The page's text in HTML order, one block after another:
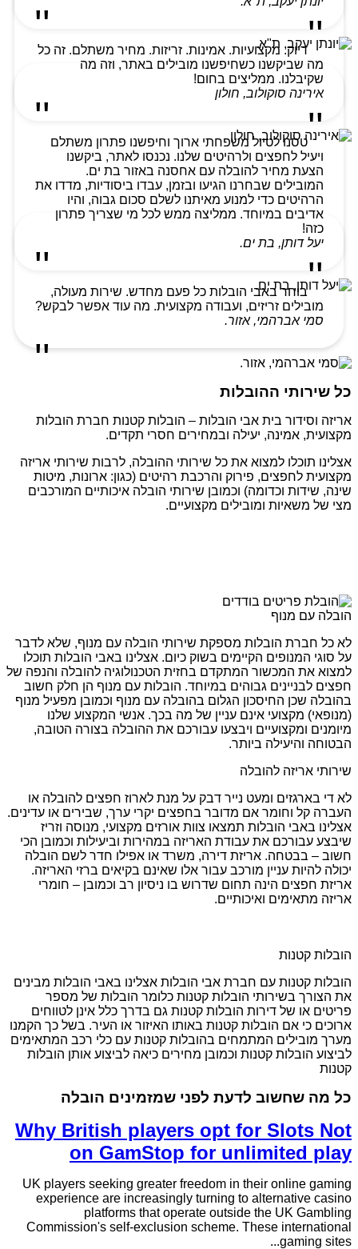
דיוק. מקצועיות. אמינות. זריזות. מחיר משתלם. זה כל
מה שביקשנו כשחיפשנו מובילים באתר, וזה מה
שקיבלנו. ממליצים בחום!
אירינה סוקולוב, חולון
טסנו לטיול משפחתי ארוך וחיפשנו פתרון משתלם
ויעיל לחפצים ולרהיטים שלנו. נכנסו לאתר, ביקשנו
הצעת מחיר להובלה עם אחסנה באזור בת ים.
המובילים שבחרנו הגיעו ובזמן, עבדו ביסודיות, מדדו את
הרהיטים כדי למנוע מאיתנו לשלם סכום גבוה, והיו
אדיבים במיוחד. ממליצה ממש לכל מי שצריך פתרון
כזה!
יעל דותן, בת ים.
בוחר באבי הובלות כל פעם מחדש. שירות מעולה,
מובילים זריזים, ועבודה מקצועית. מה עוד אפשר לבקש?
סמי אברהמי, אזור.
כל שירותי ההובלות
אריזה וסידור בית אבי הובלות – הובלות קטנות חברת הובלות
מקצועית, אמינה, יעילה ובמחירים חסרי תקדים.
אצלינו תוכלו למצוא את כל שירותי ההובלה, לרבות שירותי אריזה
מקצועית לחפצים, פירוק והרכבת רהיטים (כגון: ארונות, מיטות
שינה, שידות וכדומה) וכמובן שירותי הובלה איכותיים המורכבים
מצי של משאיות ומובילים מקצועיים.
הובלה עם מנוף
לא כל חברת הובלות מספקת שירותי הובלה עם מנוף, שלא לדבר
על סוגי המנופים הקיימים בשוק כיום. אצלינו באבי הובלות תוכלו
למצוא את המכשור המתקדם בחזית הטכנולוגיה להובלה והנפה של
חפצים לבניינים גבוהים במיוחד. הובלות עם מנוף הן חלק חשוב
בהובלה שכן החיסכון הגלום בהובלה עם מנוף וכמובן מפעיל מנוף
(מנופאי) מקצועי אינם עניין של מה בכך. אנשי המקצוע שלנו
מיומנים ומקצועיים ויבצעו עבורכם את ההובלה בצורה הטובה,
הבטוחה והיעילה ביותר.
שירותי אריזה להובלה
לא די בארגזים ומעט נייר דבק על מנת לארוז חפצים להובלה או
העברה קל וחומר אם מדובר בחפצים יקרי ערך, שבירים או עדינים.
אצלינו באבי הובלות תמצאו צוות אורזים מקצועי, מנוסה וזריז
שיבצע עבורכם את עבודת האריזה במהירות וביעילות וכמובן הכי
חשוב – בבטחה. אריזת דירה, משרד או אפילו חדר לשם הובלה
יכולה להיות עניין מורכב עבור אלו שאינם בקיאים ברזי האריזה.
אריזת חפצים הינה תחום שדרוש בו ניסיון רב וכמובן – חומרי
אריזה מתאימים ואיכותיים.
הובלות קטנות
הובלות קטנות עם חברת אבי הובלות אצלינו באבי הובלות מבינים
את הצורך בשירותי הובלות קטנות כלומר הובלות של מספר
פריטים או של דירות הובלות קטנות גם בדרך כלל אינן לטווחים
ארוכים כי אם הובלות קטנות באותו האיזור או העיר. בשל כך הקמנו
מערך מובילים המתמחים בהובלות קטנות עם כלי רכב המתאימים
לביצוע הובלות קטנות וכמובן מחירים כיאה לביצוע אותן הובלות
קטנות
כל מה שחשוב לדעת לפני שמזמינים הובלה
Why British players opt for Slots Not
on GamStop for unlimited play
UK players seeking greater freedom in their online gaming
experience are increasingly turning to alternative casino
platforms that operate outside the UK Gambling
Commission's self-exclusion scheme. These international
gaming sites...